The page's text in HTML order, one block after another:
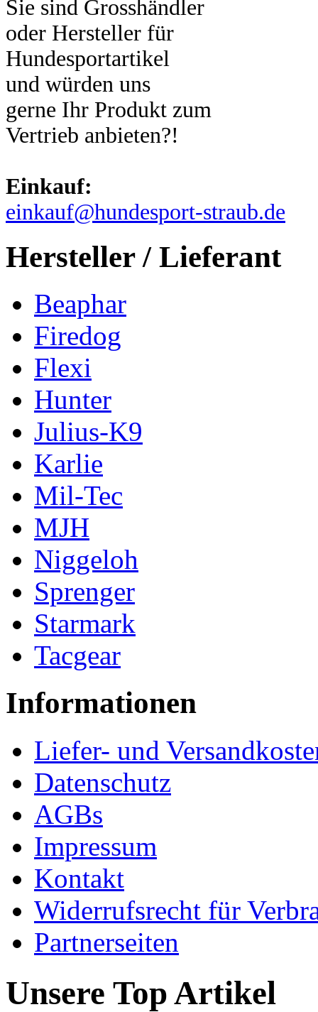
Sie sind Grosshändler
oder Hersteller für
Hundesportartikel
und würden uns
gerne Ihr Produkt zum
Vertrieb anbieten?!
Einkauf:
einkauf@hundesport-straub.de
Hersteller / Lieferant
Beaphar
Firedog
Flexi
Hunter
Julius-K9
Karlie
Mil-Tec
MJH
Niggeloh
Sprenger
Starmark
Tacgear
Informationen
Liefer- und
Datenschutz
AGBs
Impressum
Kontakt
Widerrufsrecht für
Partnerseiten
Unsere Top Artikel